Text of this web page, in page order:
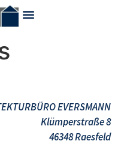
EVERSMANN
Klümperstraße 8
46348 Raesfeld